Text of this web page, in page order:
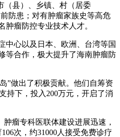
县）、乡镇、村（居委
防患；对有肿瘤家族史等高危
瘤防控专业技术人才。
心以及日本、欧洲、台湾等国
等合作，极大提升了海南肿瘤防
”做出了积极贡献。他们自筹资
持下，投入200万元，开启了消
瘤专科医联体建设进展迅速，
次，约31000人接受免费诊疗